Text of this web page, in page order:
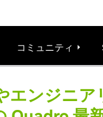
コミュニティ
エンジニア